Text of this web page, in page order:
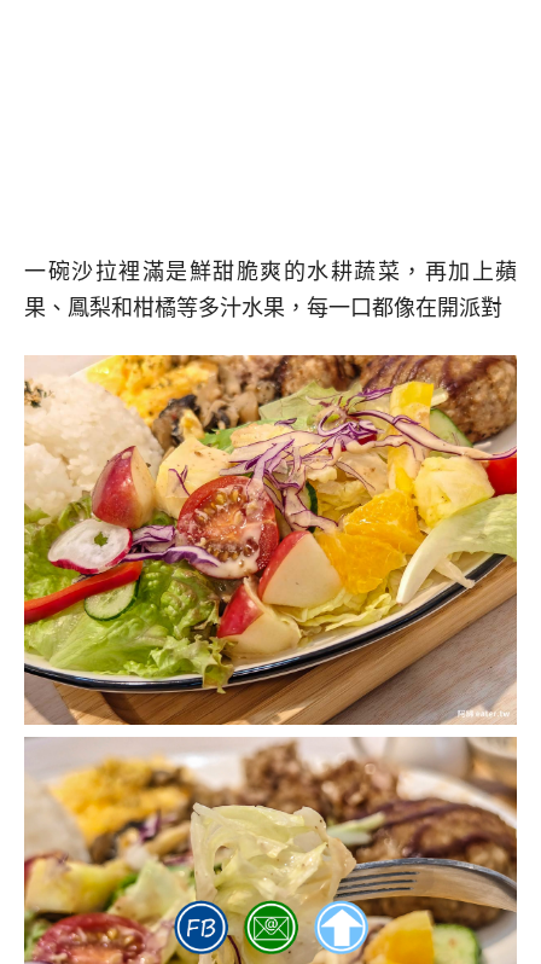
一碗沙拉裡滿是鮮甜脆爽的水耕蔬菜，再加上蘋
果、鳳梨和柑橘等多汁水果，每一口都像在開派對